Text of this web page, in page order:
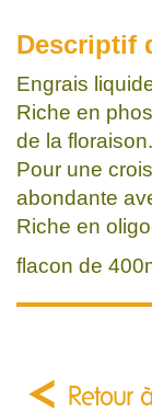
Descriptif
Engrais
Riche en
de la floraison.
Pour une
abondante
Riche en
flacon de
Retour